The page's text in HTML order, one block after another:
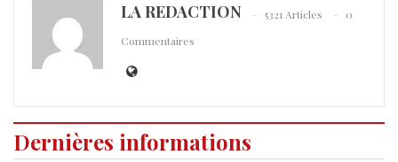
LA REDACTION 5321 Articles
0
Commentaires
Dernières informations